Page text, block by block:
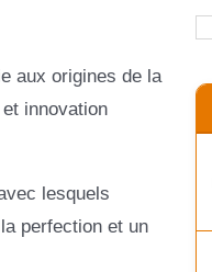
aux origines de la
innovation
lesquels
perfection et un